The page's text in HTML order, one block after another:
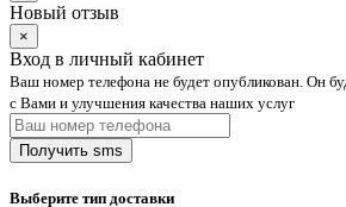
Новый отзыв
×
Вход в личный кабинет
Ваш номер телефона не будет опубликован. Он
с Вами и улучшения качества наших услуг
Выберите тип доставки